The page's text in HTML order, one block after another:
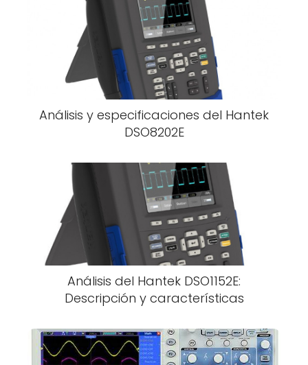
Análisis y especificaciones del Hantek
DSO8202E
Análisis del Hantek DSO1152E:
Descripción y características